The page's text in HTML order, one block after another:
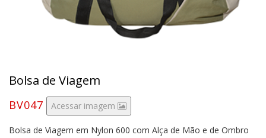
Bolsa de Viagem
BV047 Acessar imagem
Bolsa de Viagem em Nylon 600 com Alça de Mão e de Ombro